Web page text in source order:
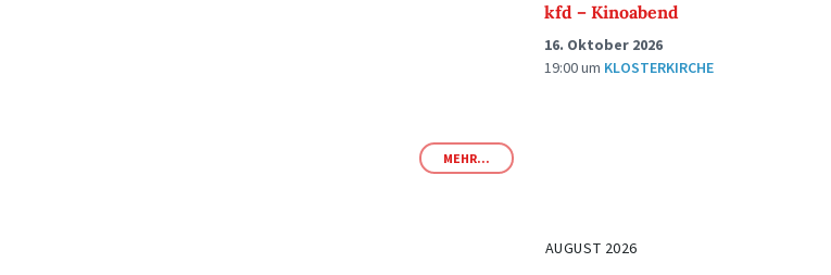
kfd – Kinoabend
16. Oktober 2026
19:00um KLOSTERKIRCHE
MEHR...
AUGUST 2026